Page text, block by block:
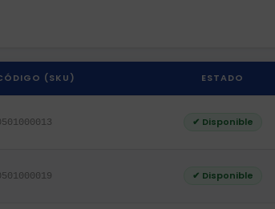
(SKU) ESTADO
✔ Disponible
✔ Disponible